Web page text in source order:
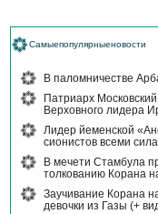
Самыепопулярныеновости
В паломничестве
Патриарх
Верховного лидера
Лидер йеменской
сионистов всеми
В мечети Стамбула
толкованию Корана
Заучивание Корана
девочки из Газы (+